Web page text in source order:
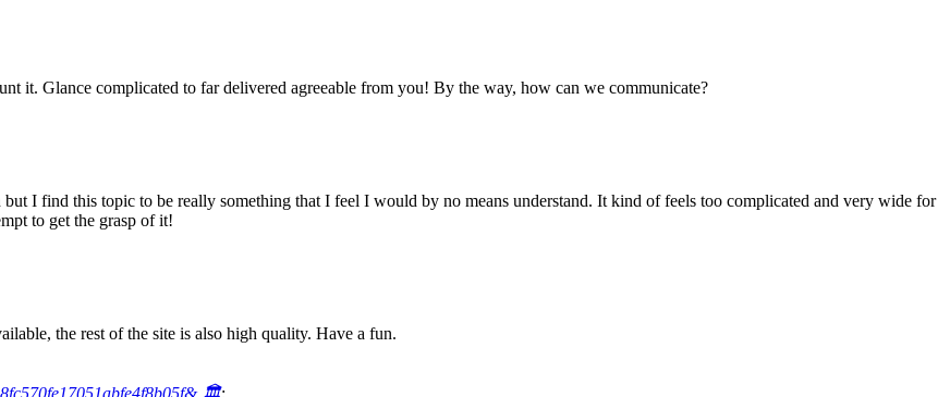
it. Glance complicated to far delivered agreeable from you! By the way, how can we communicate?
I find this topic to be really something that I feel I would by no means understand. It kind of feels too complicated and very wide for
to get the grasp of it!
the rest of the site is also high quality. Have a fun.
🏛️: